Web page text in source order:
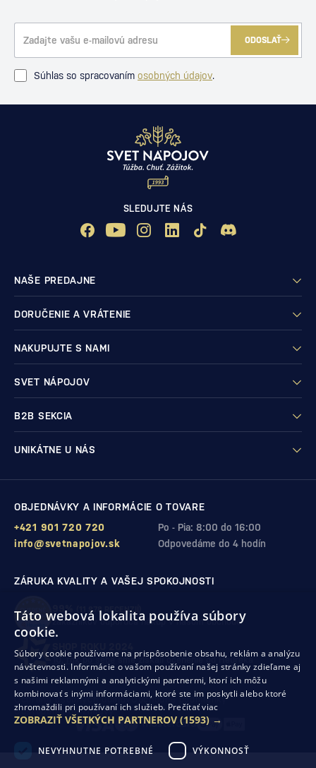
ODOSLAŤ
Súhlas so spracovaním osobných údajov.
SLEDUJTE NÁS
NAŠE PREDAJNE
DORUČENIE A VRÁTENIE
NAKUPUJTE S NAMI
SVET NÁPOJOV
B2B SEKCIA
UNIKÁTNE U NÁS
OBJEDNÁVKY A INFORMÁCIE O TOVARE
Po - Pia: 8:00 do 16:00
+421 901 720 720
Odpovedáme do 4 hodín
info@svetnapojov.sk
ZÁRUKA KVALITY A VAŠEJ SPOKOJNOSTI
99% (11 978 RECENZIÍ)
zákazníkov odporúča nákup v našom obchode
10. rok po sebesme získali ocenenie od Heureka
Ochrana osobných údajovObchodné podmienky
Odstúpenie od zmluvy
Táto webová lokalita používa súbory
cookie.
Súbory cookie používame na prispôsobenie obsahu, reklám a analýzu
návštevnosti. Informácie o vašom používaní našej stránky zdieľame aj
s našimi reklamnými a analytickými partnermi, ktorí ich môžu
kombinovať s inými informáciami, ktoré ste im poskytli alebo ktoré
zhromaždili pri používaní ich služieb. Prečítať viac
ZOBRAZIŤ VŠETKÝCH PARTNEROV (1593) →
NEVYHNUTNE POTREBNÉ VÝKONNOSŤ